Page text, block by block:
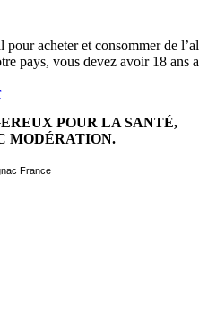
acheter et consommer de
pays, vous devez avoir 18 ans
POUR LA SANTÉ,
MODÉRATION.
France